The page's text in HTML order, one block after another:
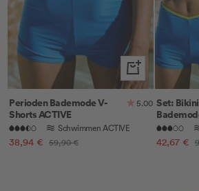
Schnellansicht
Perioden Bademode V-
Shorts ACTIVE
5.00
Schwimmen ACTIVE
Angebotspreis
38,94 € Regulärer
59,90 €
Set:
42,67 €